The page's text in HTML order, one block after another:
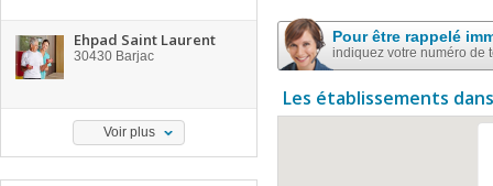
Ehpad Saint Laurent
30430 Barjac
Voir plus
Pour être rappelé
indiquez votre numéro de
Les établissements